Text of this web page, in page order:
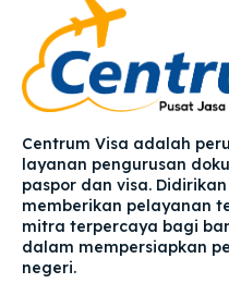
Centrum Visa adalah
layanan pengurusan
paspor dan visa.
memberikan pelayanan
mitra terpercaya bagi
dalam mempersiapkan
negeri.